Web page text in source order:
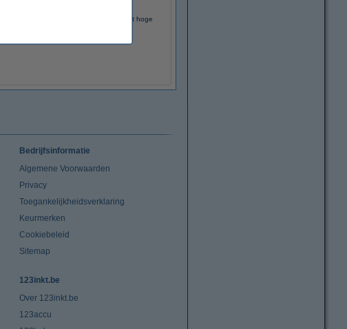
Kodak 30XL inktcartridge zwart hoge
Bedrijfsinformatie
Algemene Voorwaarden
Privacy
Toegankelijkheidsverklaring
Keurmerken
Cookiebeleid
Sitemap
123inkt.be
Over 123inkt.be
123accu